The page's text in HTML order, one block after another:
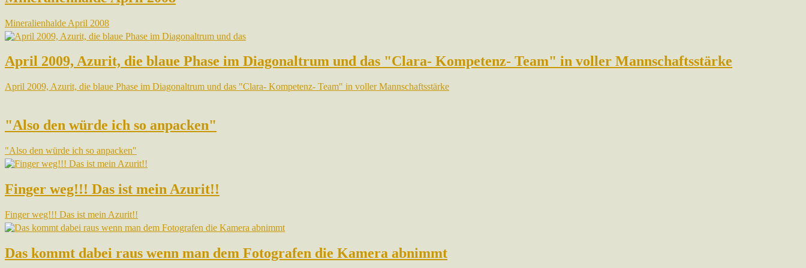
Mineralienhalde April 2008
April 2009, Azurit, die blaue Phase im Diagonaltrum und das "Clara- Kompetenz- Team" in voller Mannschaftsstärke
April 2009, Azurit, die blaue Phase im Diagonaltrum und das "Clara- Kompetenz- Team" in voller Mannschaftsstärke
"Also den würde ich so anpacken"
"Also den würde ich so anpacken"
Finger weg!!! Das ist mein Azurit!!
Finger weg!!! Das ist mein Azurit!!
Das kommt dabei raus wenn man dem Fotografen die Kamera abnimmt